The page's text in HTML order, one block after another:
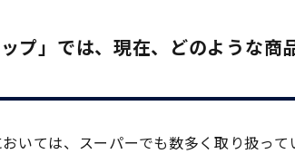
プ」では、現在、どのような商
いては、スーパーでも数多く取り扱って